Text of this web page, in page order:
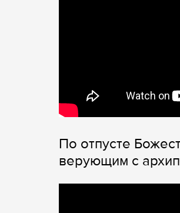
По отпусте
верующим с